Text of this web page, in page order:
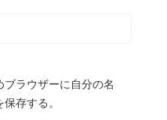
ラウザーに自分の名
存する。